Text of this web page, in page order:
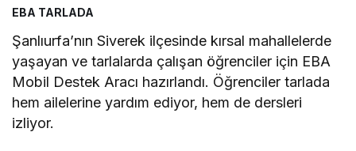
EBA TARLADA
Şanlıurfa’nın Siverek ilçesinde kırsal mahallelerde
yaşayan ve tarlalarda çalışan öğrenciler için EBA
Mobil Destek Aracı hazırlandı. Öğrenciler tarlada
hem ailelerine yardım ediyor, hem de dersleri
izliyor.